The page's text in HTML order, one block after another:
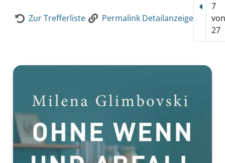
Zur Trefferliste Permalink Detailanzeige
7
27